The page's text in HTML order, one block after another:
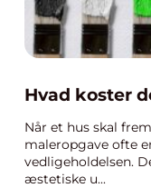
Hvad koster
Når et hus skal
maleropgave ofte
vedligeholdelsen.
æstetiske u...